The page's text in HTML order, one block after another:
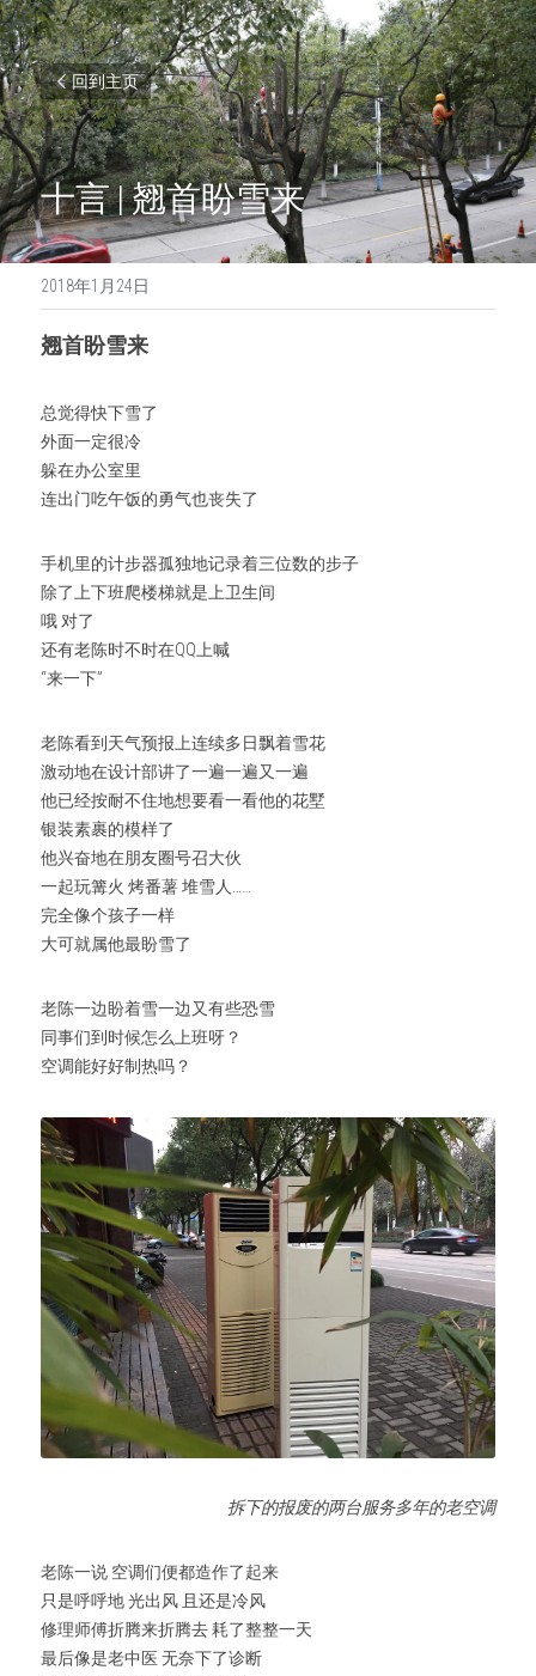
回到主页
十言 | 翘首盼雪来
2018年1月24日
翘首盼雪来
总觉得快下雪了
外面一定很冷
躲在办公室里
连出门吃午饭的勇气也丧失了
手机里的计步器孤独地记录着三位数的步子
除了上下班爬楼梯就是上卫生间
哦 对了
还有老陈时不时在QQ上喊
“来一下”
老陈看到天气预报上连续多日飘着雪花
激动地在设计部讲了一遍一遍又一遍
他已经按耐不住地想要看一看他的花墅
银装素裹的模样了
他兴奋地在朋友圈号召大伙
一起玩篝火 烤番薯 堆雪人……
完全像个孩子一样
大可就属他最盼雪了
老陈一边盼着雪一边又有些恐雪
同事们到时候怎么上班呀？
空调能好好制热吗？
拆下的报废的两台服务多年的老空调
老陈一说 空调们便都造作了起来
只是呼呼地 光出风 且还是冷风
修理师傅折腾来折腾去 耗了整整一天
最后像是老中医 无奈下了诊断